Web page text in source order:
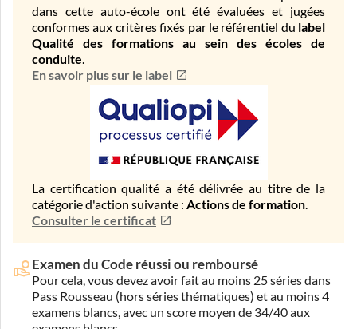
dans cette auto-école ont été évaluées et jugées
conformes aux critères fixés par le référentiel du label
Qualité des formations au sein des écoles de
conduite.
En savoir plus sur le label
La certification qualité a été délivrée au titre de la
catégorie d'action suivante : Actions de formation.
Consulter le certificat
Examen du Code réussi ou remboursé
Pour cela, vous devez avoir fait au moins 25 séries dans
Pass Rousseau (hors séries thématiques) et au moins 4
examens blancs, avec un score moyen de 34/40 aux